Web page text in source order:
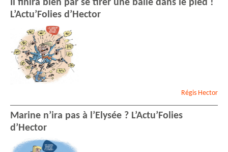
Il finira bien par se tirer une balle dans le pied !
L’Actu’Folies d’Hector
Régis Hector
Marine n’ira pas à l’Elysée ? L’Actu’Folies
d’Hector